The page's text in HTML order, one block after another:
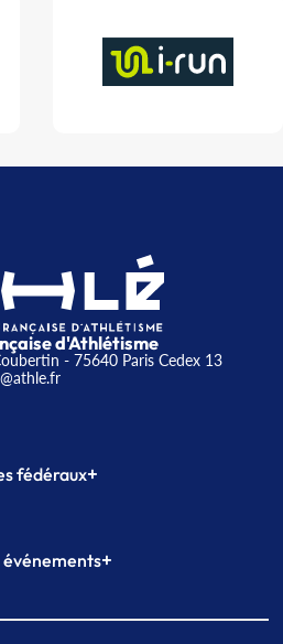
d'Athlétisme
- 75640 Paris Cedex 13
fédéraux+
Formation
événements+
de Paris indoor